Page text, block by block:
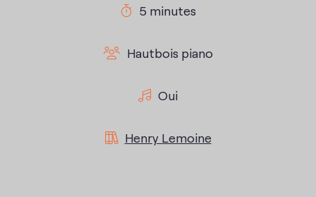
5 minutes
Hautbois piano
Oui
Henry Lemoine